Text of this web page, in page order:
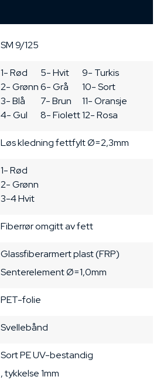
SM9/125
1- Rød
2- Grønn
3- Blå
4- Gul
5- Hvit
6- Grå
7- Brun
8- Fiolett
9- Turkis
10- Sort
11- Oransje
12- Rosa
Løs kledningfettfyltØ=2,3mm
1- Rød
2- Grønn
3-4 Hvit
Fiberrør omgitt av fett
Glassfiberarmert plast (FRP)
Senterelement Ø=1,0mm
PET-folie
Svellebånd
SortPEUV-bestandig
, tykkelse 1mm